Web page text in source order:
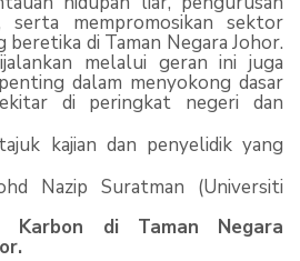
serta mempromosikan sektor
di Taman Negara Johor.
melalui geran ini juga
dalam menyokong dasar
di peringkat negeri dan
kajian dan penyelidik yang
Nazip Suratman (Universiti
Karbon di Taman Negara